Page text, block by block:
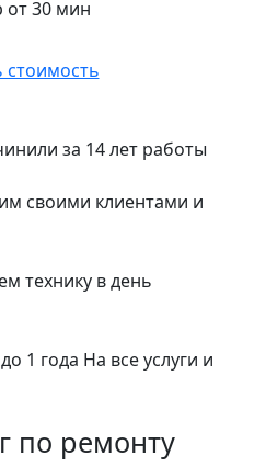
от 30 мин
стоимость
за 14 лет работы
своими клиентами и
технику в день
1 года На все услуги и
по ремонту